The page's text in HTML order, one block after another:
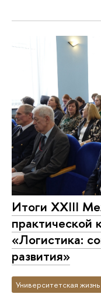
Итоги XXIII
практической
«Логистика:
развития»
Университетская жизнь